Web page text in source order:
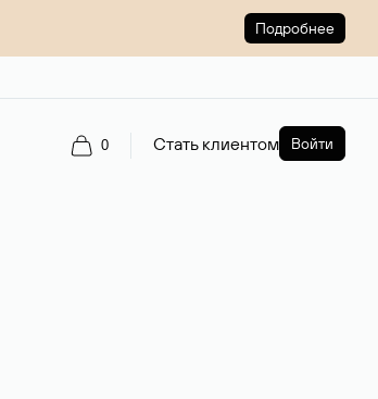
Подробнее
0 Стать клиентом Войти